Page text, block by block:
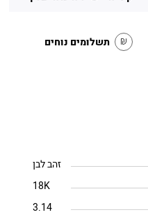
תשלומים נוחים
זהב לבן
18K
3.14